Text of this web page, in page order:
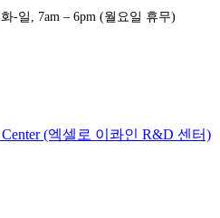
화-일, 7am – 6pm (월요일 휴무)